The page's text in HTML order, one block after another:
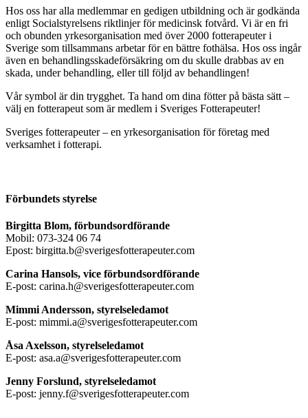
Hos oss har alla medlemmar en gedigen utbildning och är godkända
enligt Socialstyrelsens riktlinjer för medicinsk fotvård. Vi är en fri
och obunden yrkesorganisation med över 2000 fotterapeuter i
Sverige som tillsammans arbetar för en bättre fothälsa. Hos oss ingår
även en behandlingsskadeförsäkring om du skulle drabbas av en
skada, under behandling, eller till följd av behandlingen!
Vår symbol är din trygghet. Ta hand om dina fötter på bästa sätt –
välj en fotterapeut som är medlem i Sveriges Fotterapeuter!
Sveriges fotterapeuter – en yrkesorganisation för företag med
verksamhet i fotterapi.
Förbundets styrelse
Birgitta Blom, förbundsordförande
Mobil: 073-324 06 74
Epost: birgitta.b@sverigesfotterapeuter.com
Carina Hansols, vice förbundsordförande
E-post: carina.h@sverigesfotterapeuter.com
Mimmi Andersson, styrelseledamot
E-post: mimmi.a@sverigesfotterapeuter.com
Åsa Axelsson, styrelseledamot
E-post: asa.a@sverigesfotterapeuter.com
Jenny Forslund, styrelseledamot
E-post: jenny.f@sverigesfotterapeuter.com